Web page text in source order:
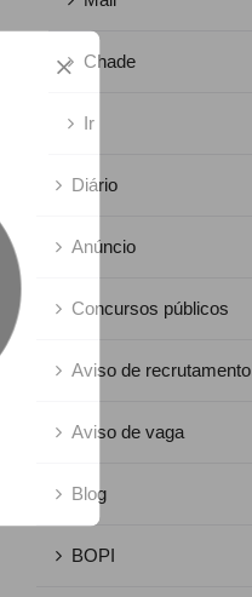
Chade
Ir
Diário
Anúncio
Concursos públicos
Aviso de recrutamento
Aviso de vaga
Blog
BOPI